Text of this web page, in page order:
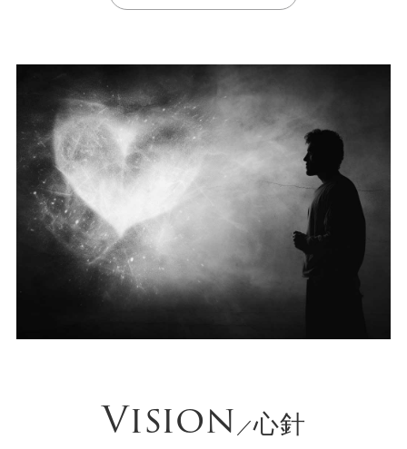
Vision ／心針